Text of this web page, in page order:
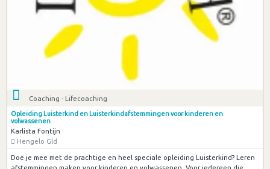
Coaching - Lifecoaching
Opleiding Luisterkind en Luisterkindafstemmingen voor kinderen en
volwassenen
Karlista Fontijn
Hengelo Gld
Doe je mee met de prachtige en heel speciale opleiding Luisterkind? Leren